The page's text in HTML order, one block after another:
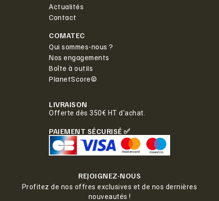
Actualités
Contact
COMATEC
Qui sommes-nous ?
Nos engagements
Boîte à outils
PlanetScore©
LIVRAISON
Offerte dès 350€ HT d'achat.
PAIEMENT SÉCURISÉ ✅
REJOIGNEZ-NOUS
Profitez de nos offres exclusives et de nos dernières
nouveautés !